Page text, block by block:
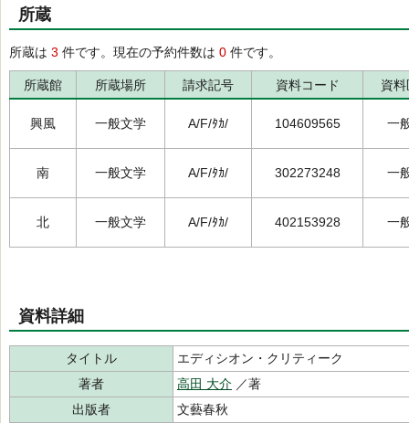
所蔵
所蔵は 3 件です。現在の予約件数は 0 件です。
所蔵館 所蔵場所 請求記号 資料コード 資
興風 一般文学 A/F/ﾀｶ/ 104609565 一
南 一般文学 A/F/ﾀｶ/ 302273248 一
北 一般文学 A/F/ﾀｶ/ 402153928 一
資料詳細
タイトル
エディシオン・クリティーク
著者
高田 大介 ／著
出版者
文藝春秋